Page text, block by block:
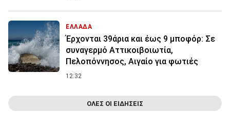
ΕΛΛΑΔΑ
Έρχονται 39άρια και έως 9 μποφόρ: Σε
συναγερμό Αττικοιβοιωτία,
Πελοπόννησος, Αιγαίο για φωτιές
12:32
ΟΛΕΣ ΟΙ ΕΙΔΗΣΕΙΣ